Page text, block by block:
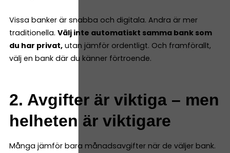
Vissa banker är snabba och digitala. Andra är mer
traditionella. Välj inte automatiskt samma bank som
du har privat, utan jämför ordentligt. Och framförallt,
välj en bank där du känner förtroende.
2. Avgifter är viktiga – men
helheten är viktigare
Många jämför bara månadsavgifter när de väljer bank.